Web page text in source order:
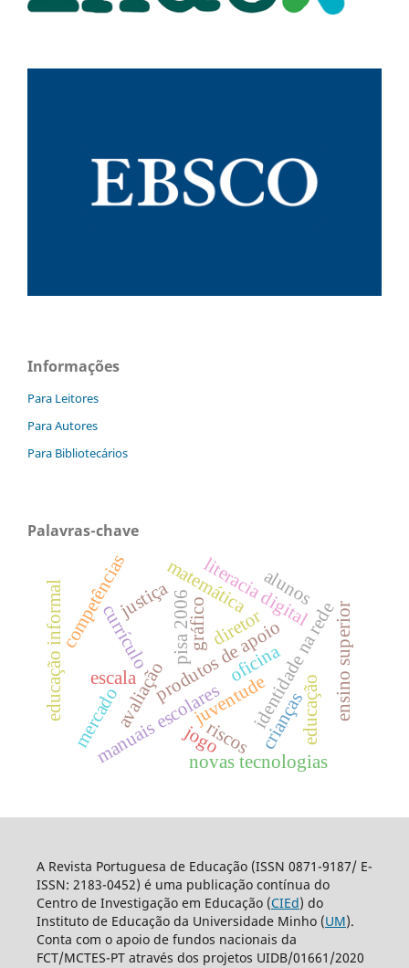
Informações
Para Leitores
Para Autores
Para Bibliotecários
Palavras-chave
produtos de apoio
avaliação
currículo
manuais escolares
competências pisa 2006literacia digital
identidade na rede
juventude
educação informal crianças
novas tecnologias
riscos
jogo
escala
gráfico
matemática
oficina ensino superior
mercado
justiça
educação
alunos
diretor
A Revista Portuguesa de Educação (ISSN 0871-9187/ E-
ISSN: 2183-0452) é uma publicação contínua do
Centro de Investigação em Educação (CIEd) do
Instituto de Educação da Universidade Minho (UM).
Conta com o apoio de fundos nacionais da
FCT/MCTES-PT através dos projetos UIDB/01661/2020